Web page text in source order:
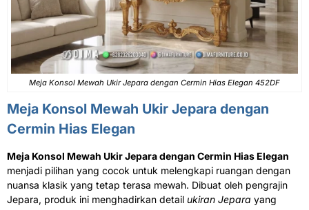
Meja Konsol Mewah Ukir Jepara dengan Cermin Hias Elegan 452DF
Meja Konsol Mewah Ukir Jepara dengan
Cermin Hias Elegan
Meja Konsol Mewah Ukir Jepara dengan Cermin Hias Elegan
menjadi pilihan yang cocok untuk melengkapi ruangan dengan
nuansa klasik yang tetap terasa mewah. Dibuat oleh pengrajin
Jepara, produk ini menghadirkan detail ukiran Jepara yang